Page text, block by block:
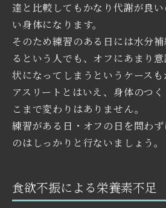
達と比較してもかなり代謝が良
い身体になります。
そのため練習のある日には水分
るという人でも、オフにあまり
状になってしまうというケースも
アスリートとはいえ、身体のつ
こまで変わりはありません。
練習がある日・オフの日を問わ
のはしっかりと行ないましょう。
食欲不振による栄養素不足